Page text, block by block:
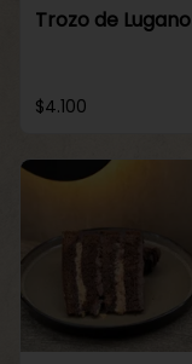
Trozo de Lugano
$4.100